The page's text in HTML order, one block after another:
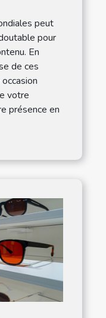
peut
pour
En
de ces
votre
présence en